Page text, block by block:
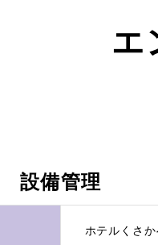
エ
設備管理
ホテルくさ